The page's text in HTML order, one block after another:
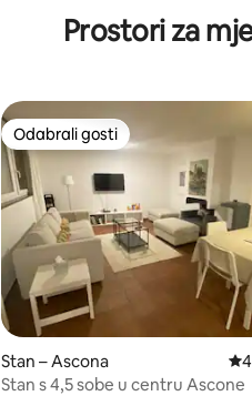
Prostori za
Odabrali gosti
Odabrali gosti
Stan – Ascona
Stan s 4,5 sobe u centru Ascone